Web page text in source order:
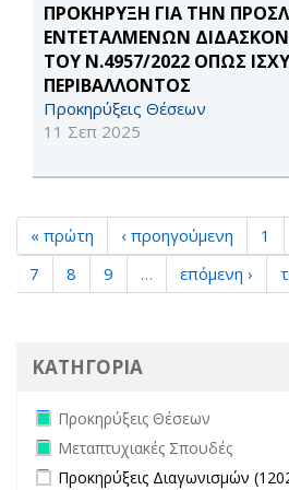
ΠΡΟΚΗΡΥΞΗ ΓΙΑ ΤΗΝ
ΕΝΤΕΤΑΛΜΕΝΩΝ
ΤΟΥ Ν.4957/2022 ΟΠΩΣ
ΠΕΡΙΒΑΛΛΟΝΤΟΣ
Προκηρύξεις Θέσεων
11 Σεπ 2025
« πρώτη ‹ προηγούμενη 1
7
8 9 … επόμενη ›
ΚΑΤΗΓΟΡΙΑ
Remove Προκηρύξεις Θέσεων
Προκηρύξεις Θέσεων
Remove Μεταπτυχιακές
Μεταπτυχιακές Σπουδές
Apply Προκηρύξεις
Προκηρύξεις Διαγωνισμών